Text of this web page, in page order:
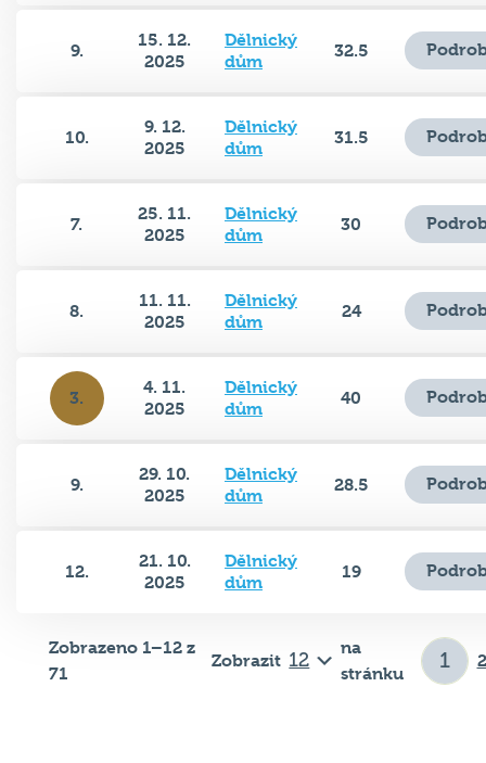
9.
15. 12.
2025
Dělnický
dům
32.5
10.
9. 12.
2025
Dělnický
dům
31.5
7.
25. 11.
2025
Dělnický
dům
30
8.
11. 11.
2025
Dělnický
dům
24
3.
4. 11.
2025
Dělnický
dům
40
9.
29. 10.
2025
Dělnický
dům
28.5
12.
21. 10.
2025
Dělnický
dům
19
Zobrazeno 1–12 z
71
Zobrazit
na
stránku
2